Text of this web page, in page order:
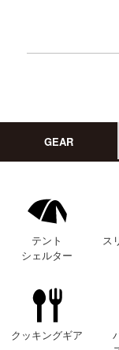
GEAR
テント
シェルター
ス
クッキングギア